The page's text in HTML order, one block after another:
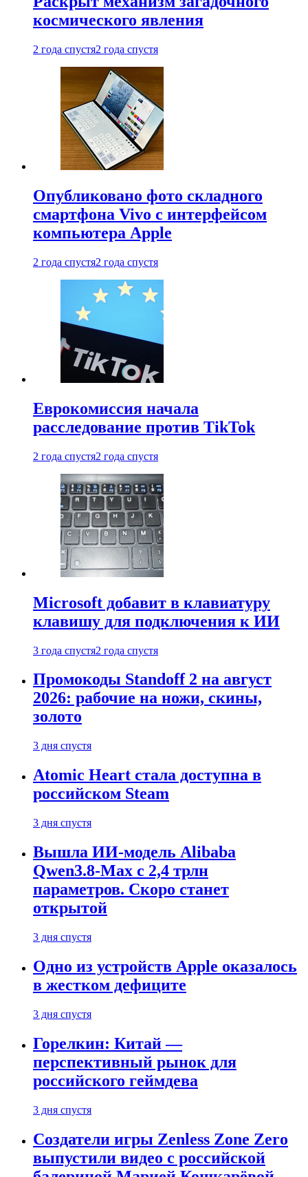
космического явления
2 года спустя2 года спустя
Опубликовано фото складного
смартфона Vivo с интерфейсом
компьютера Apple
2 года спустя2 года спустя
Еврокомиссия начала
расследование против TikTok
2 года спустя2 года спустя
Microsoft добавит в клавиатуру
клавишу для подключения к ИИ
3 года спустя2 года спустя
Промокоды Standoff 2 на август
2026: рабочие на ножи, скины,
золото
3 дня спустя
Atomic Heart стала доступна в
российском Steam
3 дня спустя
Вышла ИИ-модель Alibaba
Qwen3.8-Max с 2,4 трлн
параметров. Скоро станет
открытой
3 дня спустя
Одно из устройств Apple оказалось
в жестком дефиците
3 дня спустя
Горелкин: Китай —
перспективный рынок для
российского геймдева
3 дня спустя
Создатели игры Zenless Zone Zero
выпустили видео с российской